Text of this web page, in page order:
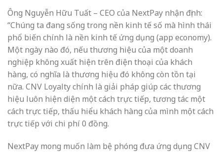
Ông Nguyễn Hữu Tuất – CEO của NextPay nhận định:
“Chúng ta đang sống trong nền kinh tế số mà hình thái
phổ biến chính là nền kinh tế ứng dụng (app economy).
Một ngày nào đó, nếu thương hiệu của một doanh
nghiệp không xuất hiện trên điện thoại của khách
hàng, có nghĩa là thương hiệu đó không còn tồn tại
nữa. CNV Loyalty chính là giải pháp giúp các thương
hiệu luôn hiện diện một cách trực tiếp, tương tác một
cách trực tiếp, thấu hiểu khách hàng của mình một cách
trực tiếp với chi phí 0 đồng.
NextPay mong muốn làm bệ phóng đưa ứng dụng CNV